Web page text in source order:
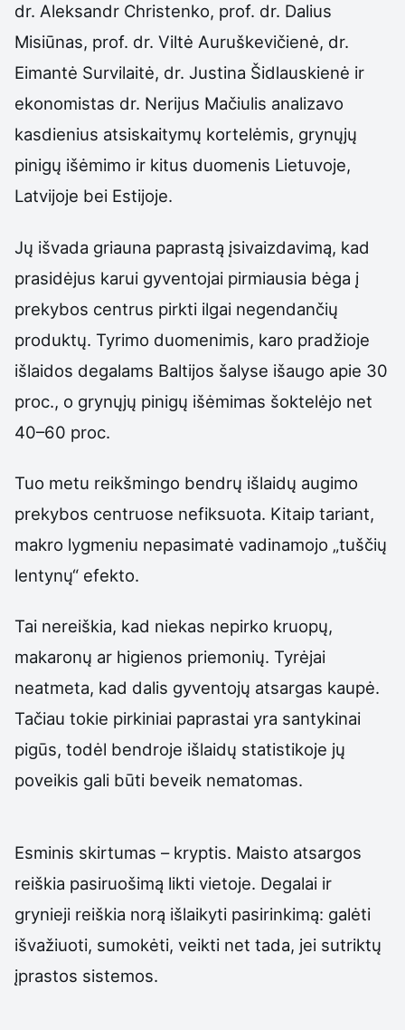
dr. Aleksandr Christenko, prof. dr. Dalius
Misiūnas, prof. dr. Viltė Auruškevičienė, dr.
Eimantė Survilaitė, dr. Justina Šidlauskienė ir
ekonomistas dr. Nerijus Mačiulis analizavo
kasdienius atsiskaitymų kortelėmis, grynųjų
pinigų išėmimo ir kitus duomenis Lietuvoje,
Latvijoje bei Estijoje.
Jų išvada griauna paprastą įsivaizdavimą, kad
prasidėjus karui gyventojai pirmiausia bėga į
prekybos centrus pirkti ilgai negendančių
produktų. Tyrimo duomenimis, karo pradžioje
išlaidos degalams Baltijos šalyse išaugo apie 30
proc., o grynųjų pinigų išėmimas šoktelėjo net
40–60 proc.
Tuo metu reikšmingo bendrų išlaidų augimo
prekybos centruose nefiksuota. Kitaip tariant,
makro lygmeniu nepasimatė vadinamojo „tuščių
lentynų“ efekto.
Tai nereiškia, kad niekas nepirko kruopų,
makaronų ar higienos priemonių. Tyrėjai
neatmeta, kad dalis gyventojų atsargas kaupė.
Tačiau tokie pirkiniai paprastai yra santykinai
pigūs, todėl bendroje išlaidų statistikoje jų
poveikis gali būti beveik nematomas.
Esminis skirtumas – kryptis. Maisto atsargos
reiškia pasiruošimą likti vietoje. Degalai ir
grynieji reiškia norą išlaikyti pasirinkimą: galėti
išvažiuoti, sumokėti, veikti net tada, jei sutriktų
įprastos sistemos.